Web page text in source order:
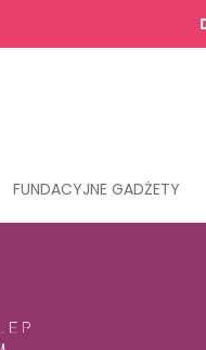
FUNDACYJNE GADŻETY